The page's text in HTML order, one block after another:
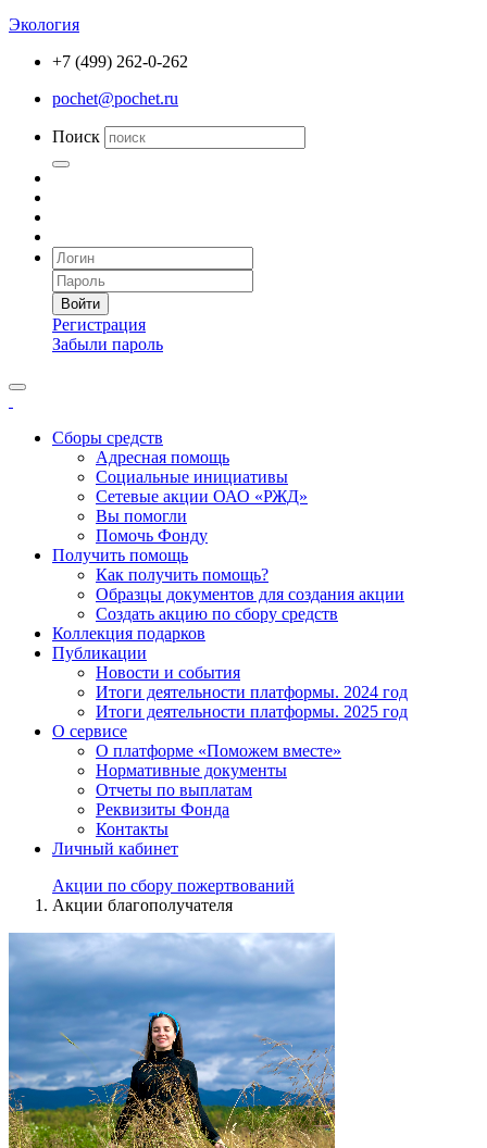
Экология
+7 (499) 262-0-262
pochet@pochet.ru
Поиск
Войти
Регистрация
Забыли пароль
Сборы средств
Адресная помощь
Социальные инициативы
Сетевые акции ОАО «РЖД»
Вы помогли
Помочь Фонду
Получить помощь
Как получить помощь?
Образцы документов для создания акции
Создать акцию по сбору средств
Коллекция подарков
Публикации
Новости и события
Итоги деятельности платформы. 2024 год
Итоги деятельности платформы. 2025 год
О сервисе
О платформе «Поможем вместе»
Нормативные документы
Отчеты по выплатам
Реквизиты Фонда
Контакты
Личный кабинет
Акции по сбору пожертвований
Акции благополучателя